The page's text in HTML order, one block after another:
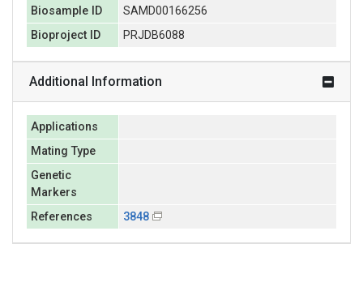
Biosample ID
SAMD00166256
Bioproject ID
PRJDB6088
Additional Information
Applications
Mating Type
Genetic
Markers
References
3848